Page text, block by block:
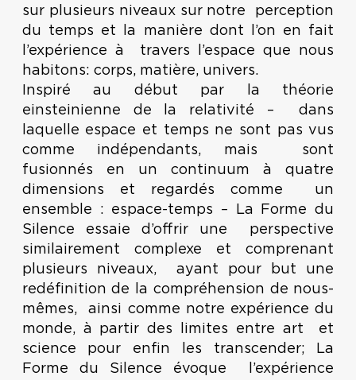
sur plusieurs niveaux sur notre perception
du temps et la manière dont l’on en fait
l’expérience à travers l’espace que nous
habitons: corps, matière, univers.
Inspiré au début par la théorie
einsteinienne de la relativité – dans
laquelle espace et temps ne sont pas vus
comme indépendants, mais sont
fusionnés en un continuum à quatre
dimensions et regardés comme un
ensemble : espace-temps – La Forme du
Silence essaie d’offrir une perspective
similairement complexe et comprenant
plusieurs niveaux, ayant pour but une
redéfinition de la compréhension de nous-
mêmes, ainsi comme notre expérience du
monde, à partir des limites entre art et
science pour enfin les transcender; La
Forme du Silence évoque l’expérience